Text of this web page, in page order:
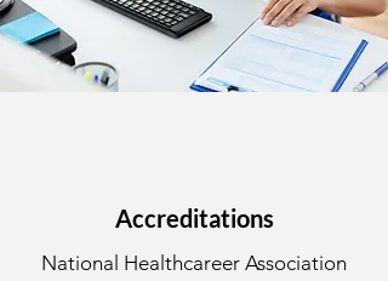
Accreditations
National Healthcareer Association